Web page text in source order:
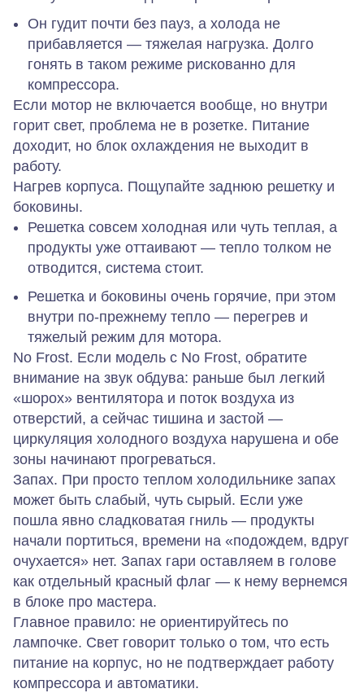
Он гудит почти без пауз, а холода не
прибавляется — тяжелая нагрузка. Долго
гонять в таком режиме рискованно для
компрессора.
Если мотор не включается вообще, но внутри
горит свет, проблема не в розетке. Питание
доходит, но блок охлаждения не выходит в
работу.
Нагрев корпуса. Пощупайте заднюю решетку и
боковины.
Решетка совсем холодная или чуть теплая, а
продукты уже оттаивают — тепло толком не
отводится, система стоит.
Решетка и боковины очень горячие, при этом
внутри по‑прежнему тепло — перегрев и
тяжелый режим для мотора.
No Frost. Если модель с No Frost, обратите
внимание на звук обдува: раньше был легкий
«шорох» вентилятора и поток воздуха из
отверстий, а сейчас тишина и застой —
циркуляция холодного воздуха нарушена и обе
зоны начинают прогреваться.
Запах. При просто теплом холодильнике запах
может быть слабый, чуть сырый. Если уже
пошла явно сладковатая гниль — продукты
начали портиться, времени на «подождем, вдруг
очухается» нет. Запах гари оставляем в голове
как отдельный красный флаг — к нему вернемся
в блоке про мастера.
Главное правило: не ориентируйтесь по
лампочке. Свет говорит только о том, что есть
питание на корпус, но не подтверждает работу
компрессора и автоматики.